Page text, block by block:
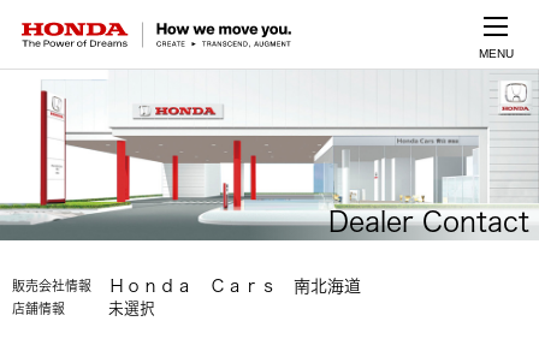
MENU
Dealer Contact
販売会社情報 Ｈｏｎｄａ Ｃａｒｓ 南北海道
店舗情報 未選択